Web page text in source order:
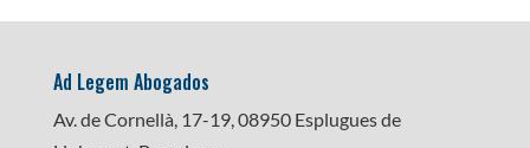
Ad Legem Abogados
Av. de Cornellà, 17-19, 08950 Esplugues de